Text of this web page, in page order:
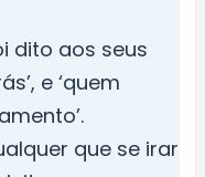
dito aos seus
e ‘quem
que se irar